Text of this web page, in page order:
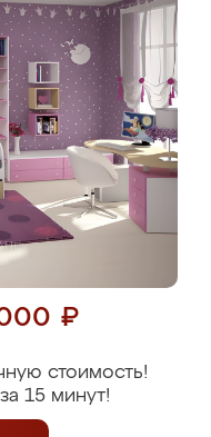
₽
стоимость!
15 минут!